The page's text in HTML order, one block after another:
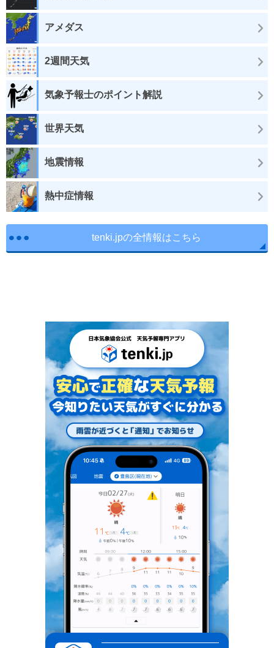
アメダス
2週間天気
気象予報士のポイント解説
世界天気
地震情報
熱中症情報
tenki.jpの全情報はこちら